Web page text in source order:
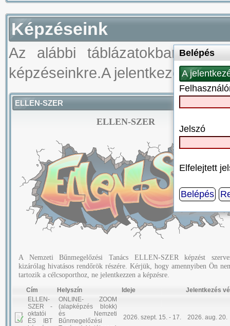
Képzéseink
Az alábbi táblázatokban az
képzéseinkre.A jelentkezéshez
ELLEN-SZER
ELLEN-SZER
A Nemzeti Bűnmegelőzési Tanács ELLEN-SZER képzést
kizárólag hivatásos rendőrök részére. Kérjük, hogy amennyiben Ön
tartozik a célcsoporthoz, ne jelentkezzen a képzésre.
Cím Helyszín Ideje
Jelentkezés
ELLEN-
SZER -
oktatói
ÉS IBT
ONLINE- ZOOM
(alapképzés blokk)
és Nemzeti
Bűnmegelőzési
2026. szept. 15. - 17. 2026. aug. 20.
Belépés
A
Jelszó
Elfelejtett
Belépés